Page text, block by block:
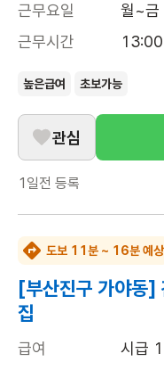
근무요일
월~금
근무시간
높은급여 초보가능
관심
1일전 등록
도보 11분 ~ 16분 예상
[부산진구 가야동]
집
급여 시급